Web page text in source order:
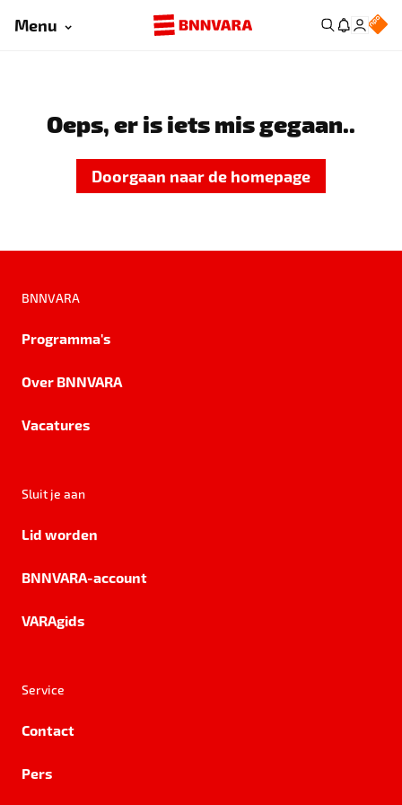
Menu
Oeps, er is iets mis gegaan..
Doorgaan naar de homepage
BNNVARA
Programma's
Over BNNVARA
Vacatures
Sluit je aan
Lid worden
BNNVARA-account
VARAgids
Service
Contact
Pers